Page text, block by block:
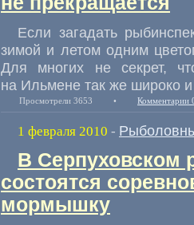
Если загадать
зимой и летом одним
Для многих не секрет,
на Ильмене так же широко
Просмотрели 3653 • Комментарии
1 февраля 2010 -
В Серпуховском
состоятся
мормышку